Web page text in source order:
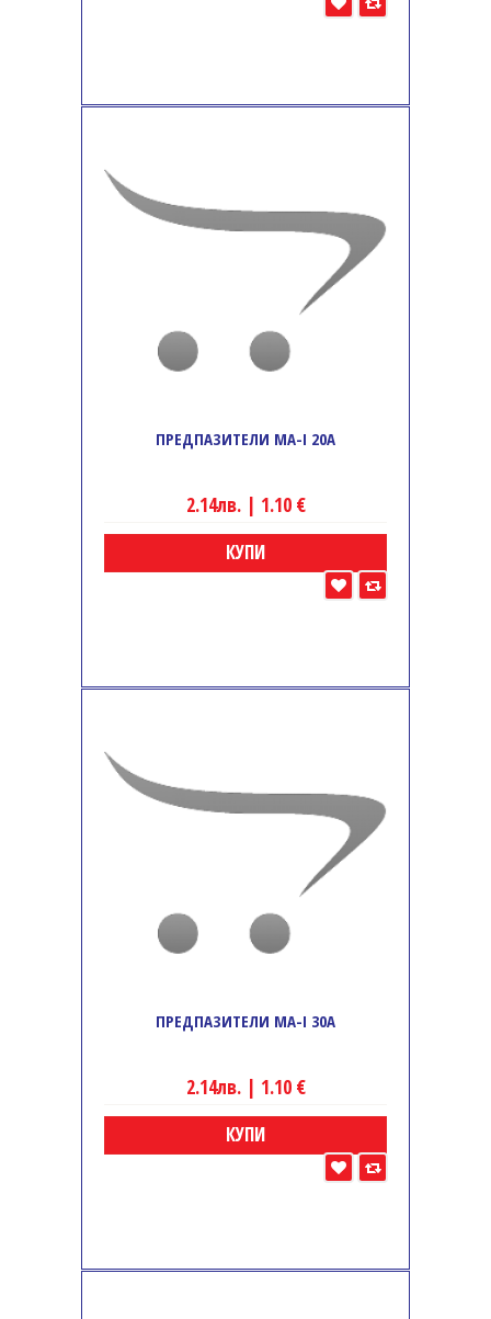
ПРЕДПАЗИТЕЛИ MA-I 20A
2.14лв. | 1.10 €
КУПИ
ПРЕДПАЗИТЕЛИ MA-I 30A
2.14лв. | 1.10 €
КУПИ